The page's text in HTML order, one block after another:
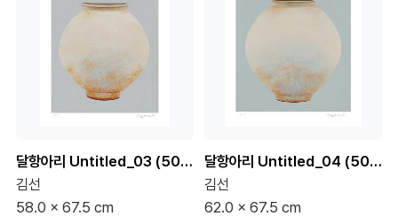
달항아리 Untitled_03 (50 Editions)
김선
58.0 x 67.5 cm
달항아리 Untitled_04 (50 Editions)
김선
62.0 x 67.5 cm